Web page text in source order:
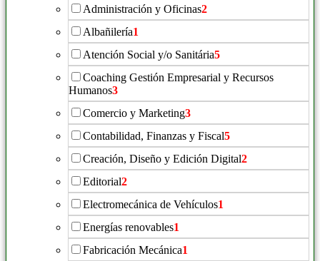
Administración y Oficinas2
Albañilería1
Atención Social y/o Sanitária5
Coaching Gestión Empresarial y Recursos
Humanos3
Comercio y Marketing3
Contabilidad, Finanzas y Fiscal5
Creación, Diseño y Edición Digital2
Editorial2
Electromecánica de Vehículos1
Energías renovables1
Fabricación Mecánica1